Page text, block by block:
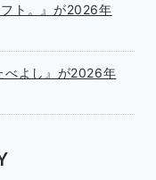
フト。』が2026年
べよし』が2026年